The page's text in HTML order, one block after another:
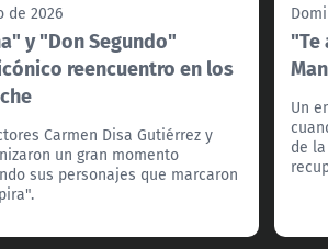
de 2026
y "Don Segundo"
reencuentro en los
Carmen Disa Gutiérrez y
un gran momento
sus personajes que marcaron
"Te
Un
de